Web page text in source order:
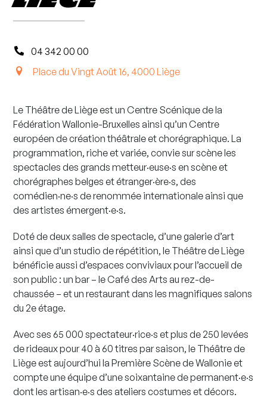
04 342 00 00
Place du Vingt Août 16, 4000 Liège
Le Théâtre de Liège est un Centre Scénique de la
Fédération Wallonie-Bruxelles ainsi qu’un Centre
européen de création théâtrale et chorégraphique. La
programmation, riche et variée, convie sur scène les
spectacles des grands metteur·euse·s en scène et
chorégraphes belges et étranger·ère·s, des
comédien·ne·s de renommée internationale ainsi que
des artistes émergent·e·s.
Doté de deux salles de spectacle, d’une galerie d’art
ainsi que d’un studio de répétition, le Théâtre de Liège
bénéficie aussi d’espaces conviviaux pour l’accueil de
son public : un bar – le Café des Arts au rez-de-
chaussée – et un restaurant dans les magnifiques salons
du 2e étage.
Avec ses 65 000 spectateur·rice·s et plus de 250 levées
de rideaux pour 40 à 60 titres par saison, le Théâtre de
Liège est aujourd’hui la Première Scène de Wallonie et
compte une équipe d’une soixantaine de permanent·e·s
dont les artisan·e·s des ateliers costumes et décors.